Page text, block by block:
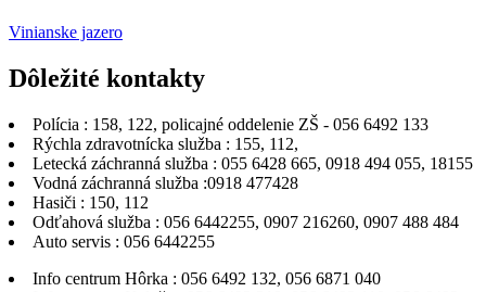
Vinianske jazero
Dôležité kontakty
Polícia : 158, 122, policajné oddelenie ZŠ - 056 6492 133
Rýchla zdravotnícka služba : 155, 112,
Letecká záchranná služba : 055 6428 665, 0918 494 055, 18155
Vodná záchranná služba :0918 477428
Hasiči : 150, 112
Odťahová služba : 056 6442255, 0907 216260, 0907 488 484
Auto servis : 056 6442255
Info centrum Hôrka : 056 6492 132, 056 6871 040